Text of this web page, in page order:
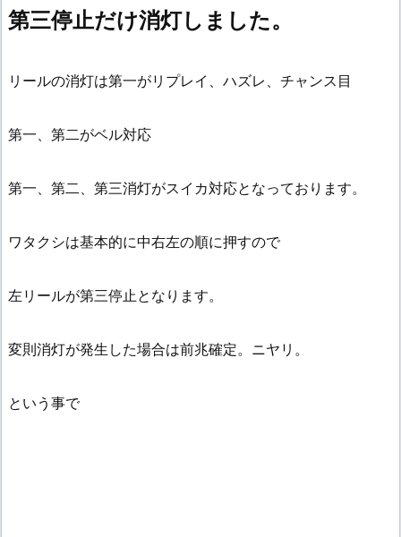
第三停止だけ消灯しました。
リールの消灯は第一がリプレイ、ハズレ、チャンス目
第一、第二がベル対応
第一、第二、第三消灯がスイカ対応となっております。
ワタクシは基本的に中右左の順に押すので
左リールが第三停止となります。
変則消灯が発生した場合は前兆確定。ニヤリ。
という事で